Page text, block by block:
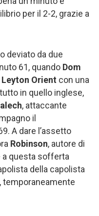
per il 2-2, grazie a
deviato da due
61, quando Dom
Leyton Orient con una
in quello inglese,
, attaccante
il
A dare l’assetto
Robinson, autore di
a questa sofferta
della capolista
, temporaneamente